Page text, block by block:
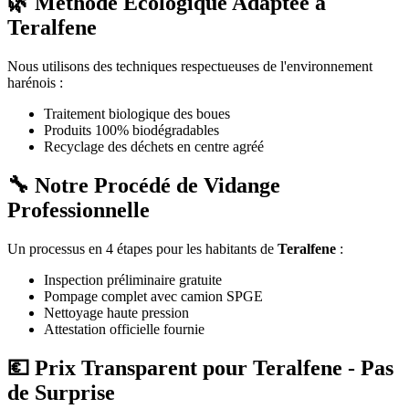
Teralfene
Nous utilisons des techniques respectueuses de l'environnement
harénois :
Traitement biologique des boues
Produits 100% biodégradables
Recyclage des déchets en centre agréé
🔧 Notre Procédé de Vidange
Professionnelle
Un processus en 4 étapes pour les habitants de Teralfene :
Inspection préliminaire gratuite
Pompage complet avec camion SPGE
Nettoyage haute pression
Attestation officielle fournie
💶 Prix Transparent pour Teralfene - Pas
de Surprise